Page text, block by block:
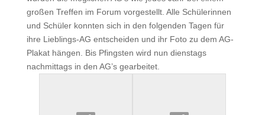
großen Treffen im Forum vorgestellt. Alle Schülerinnen
und Schüler konnten sich in den folgenden Tagen für
ihre Lieblings-AG entscheiden und ihr Foto zu dem AG-
Plakat hängen. Bis Pfingsten wird nun dienstags
nachmittags in den AG’s gearbeitet.